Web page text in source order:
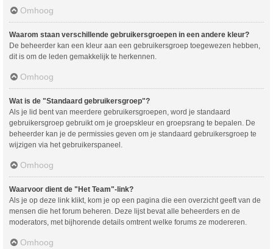
Omhoog
Waarom staan verschillende gebruikersgroepen in een andere kleur?
De beheerder kan een kleur aan een gebruikersgroep toegewezen hebben,
dit is om de leden gemakkelijk te herkennen.
Omhoog
Wat is de "Standaard gebruikersgroep"?
Als je lid bent van meerdere gebruikersgroepen, word je standaard
gebruikersgroep gebruikt om je groepskleur en groepsrang te bepalen. De
beheerder kan je de permissies geven om je standaard gebruikersgroep te
wijzigen via het gebruikerspaneel.
Omhoog
Waarvoor dient de "Het Team"-link?
Als je op deze link klikt, kom je op een pagina die een overzicht geeft van de
mensen die het forum beheren. Deze lijst bevat alle beheerders en de
moderators, met bijhorende details omtrent welke forums ze modereren.
Omhoog